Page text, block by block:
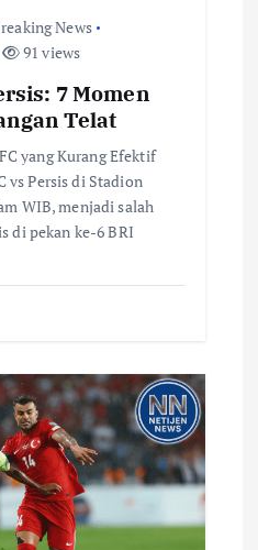
News
91 views
7 Momen
Telat
yang Kurang Efektif
vs Persis di Stadion
WIB, menjadi salah
di pekan ke-6 BRI